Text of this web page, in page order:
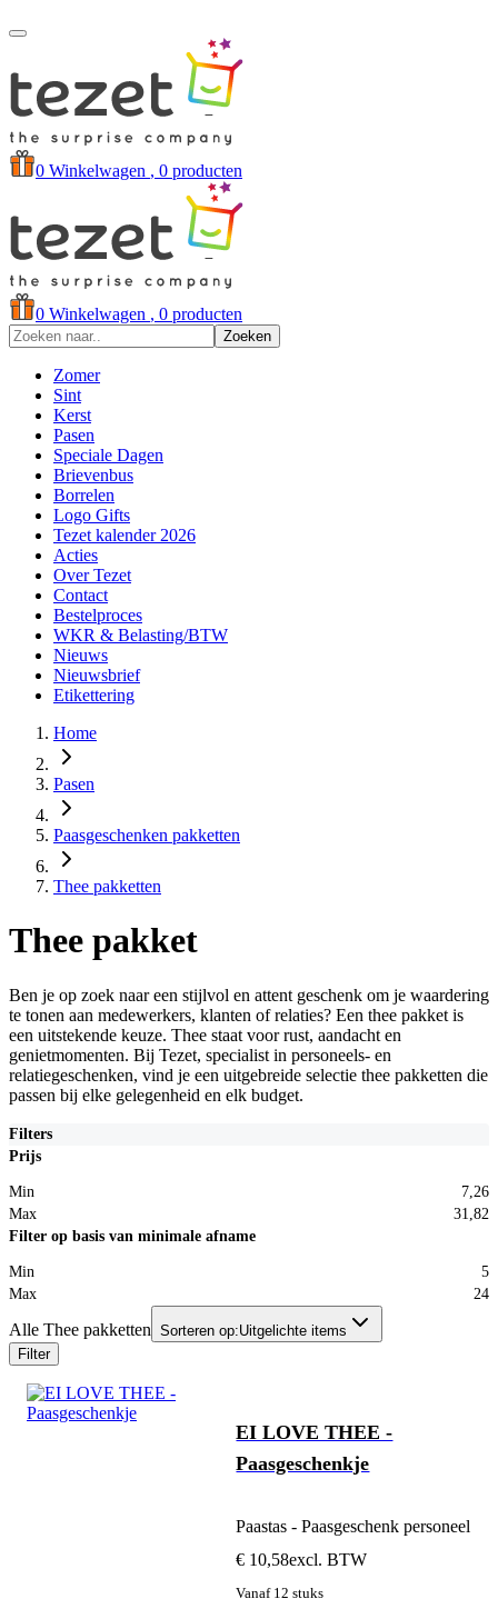
0 Winkelwagen , 0 producten
0 Winkelwagen , 0 producten
Zoeken
Zomer
Sint
Kerst
Pasen
Speciale Dagen
Brievenbus
Borrelen
Logo Gifts
Tezet kalender 2026
Acties
Over Tezet
Contact
Bestelproces
WKR & Belasting/BTW
Nieuws
Nieuwsbrief
Etikettering
Home
Pasen
Paasgeschenken pakketten
Thee pakketten
Thee pakket
Ben je op zoek naar een stijlvol en attent geschenk om je waardering
te tonen aan medewerkers, klanten of relaties? Een thee pakket is
een uitstekende keuze. Thee staat voor rust, aandacht en
genietmomenten. Bij Tezet, specialist in personeels- en
relatiegeschenken, vind je een uitgebreide selectie thee pakketten die
passen bij elke gelegenheid en elk budget.
Filters
Prijs
Min
7,26
Max
31,82
Filter op basis van minimale afname
Min
5
Max
24
Alle Thee pakketten Sorteren op:Uitgelichte items
Filter
EI LOVE THEE -
Paasgeschenkje
Paastas - Paasgeschenk personeel
€ 10,58excl. BTW
Vanaf 12 stuks